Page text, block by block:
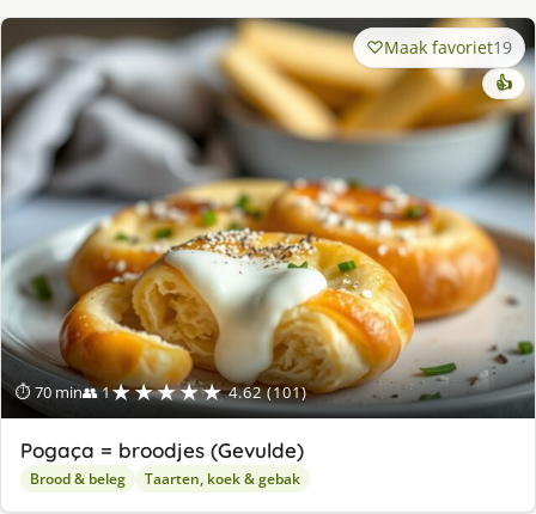
⏱ 70 min👥 1★★★★★ 4.62 (101)
Maak favoriet19
👍
Pogaça = broodjes (Gevulde)
Brood & beleg Taarten, koek & gebak